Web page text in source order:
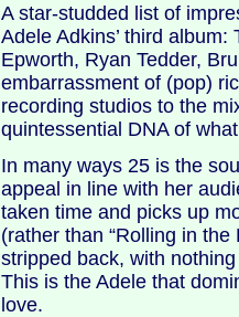
A star-studded list of
Adele Adkins’ third
Epworth, Ryan Tedder,
embarrassment of (pop)
recording studios to the
quintessential DNA of
In many ways 25 is the
appeal in line with her
taken time and picks up
(rather than “Rolling in the
stripped back, with
This is the Adele that
love.